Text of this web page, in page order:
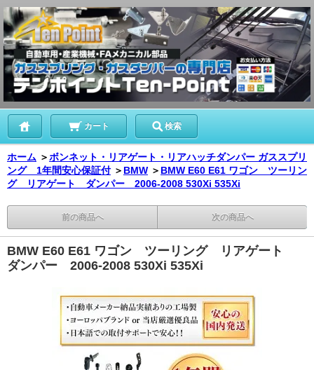
カート 検索
ホーム ＞ボンネット・リアゲート・リアハッチダンパー ガススプリ
ング 1年間安心保証付 ＞ BMW ＞ BMW E60 E61 ワゴン ツーリン
グ リアゲート ダンパー 2006-2008 530Xi 535Xi
前の商品へ 次の商品へ
BMW E60 E61 ワゴン ツーリング リアゲート
ダンパー 2006-2008 530Xi 535Xi